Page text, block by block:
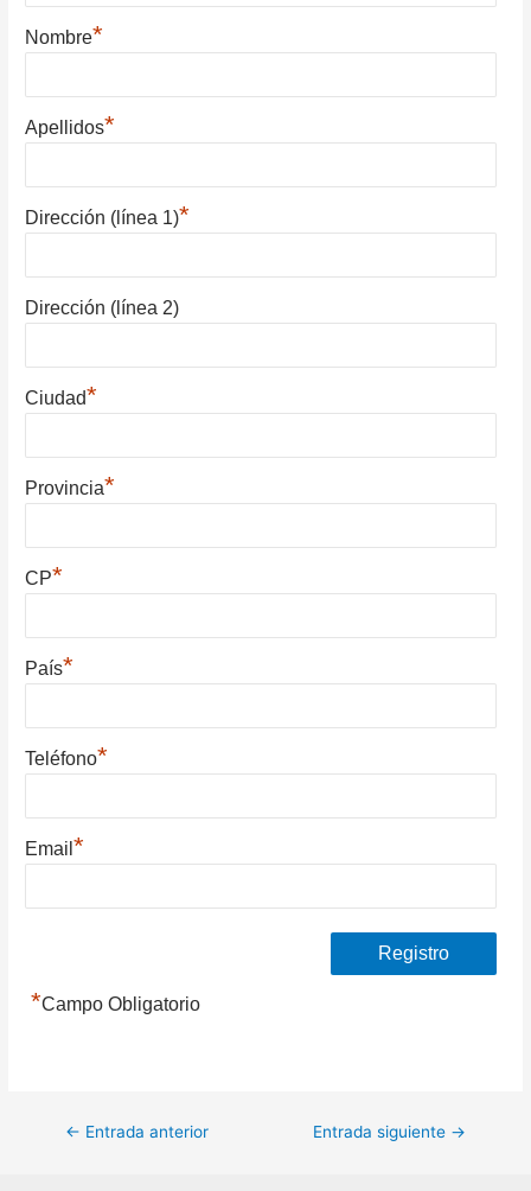
Nombre*
Apellidos*
Dirección (línea 1)*
Dirección (línea 2)
Ciudad*
Provincia*
CP*
País*
Teléfono*
Email*
*Campo Obligatorio
Navegación
← Entrada anterior Entrada siguiente →